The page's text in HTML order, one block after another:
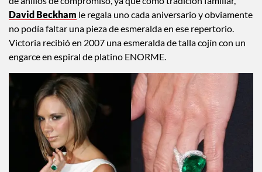
David Beckham le regala uno cada aniversario y obviamente
no podía faltar una pieza de esmeralda en ese repertorio.
Victoria recibió en 2007 una esmeralda de talla cojín con un
engarce en espiral de platino ENORME.